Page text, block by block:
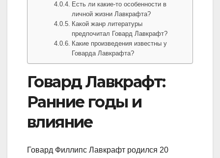
Есть ли какие-то особенности в
личной жизни Лавкрафта?
Какой жанр литературы
предпочитал Говард Лавкрафт?
Какие произведения известны у
Говарда Лавкрафта?
Говард Лавкрафт:
Ранние годы и
влияние
Говард Филлипс Лавкрафт родился 20